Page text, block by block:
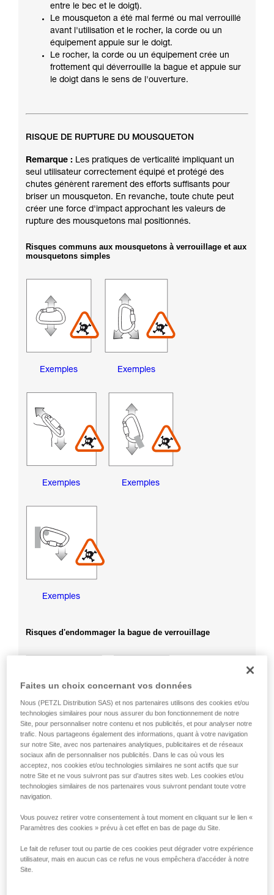
entre le bec et le doigt).
Le mousqueton a été mal fermé ou mal verrouillé
avant l'utilisation et le rocher, la corde ou un
équipement appuie sur le doigt.
Le rocher, la corde ou un équipement crée un
frottement qui déverrouille la bague et appuie sur
le doigt dans le sens de l'ouverture.
RISQUE DE RUPTURE DU MOUSQUETON
Remarque : Les pratiques de verticalité impliquant un
seul utilisateur correctement équipé et protégé des
chutes génèrent rarement des efforts suffisants pour
briser un mousqueton. En revanche, toute chute peut
créer une force d'impact approchant les valeurs de
rupture des mousquetons mal positionnés.
Risques communs aux mousquetons à verrouillage et aux
mousquetons simples
Exemples Exemples
Exemples Exemples
Exemples
Risques d'endommager la bague de verrouillage
Exemples Exemples
terrain
Faites un choix concernant vos données
Nous (PETZL Distribution SAS) et nos partenaires utilisons des cookies et/ou
technologies similaires pour nous assurer du bon fonctionnement de notre
Site, pour personnaliser notre contenu et nos publicités, et pour analyser notre
trafic. Nous partageons également des informations, quant à votre navigation
sur notre Site, avec nos partenaires analytiques, publicitaires et de réseaux
sociaux afin de personnaliser nos publicités. Dans le cas où vous les
acceptez, nos cookies et/ou technologies similaires ne sont actifs que sur
notre Site et ne vous suivront pas sur d’autres sites web. Les cookies et/ou
technologies similaires de nos partenaires vous suivront pendant toute votre
navigation.
Vous pouvez retirer votre consentement à tout moment en cliquant sur le lien «
Paramètres des cookies » prévu à cet effet en bas de page du Site.
Le fait de refuser tout ou partie de ces cookies peut dégrader votre expérience
utilisateur, mais en aucun cas ce refus ne vous empêchera d’accéder à notre
Site.